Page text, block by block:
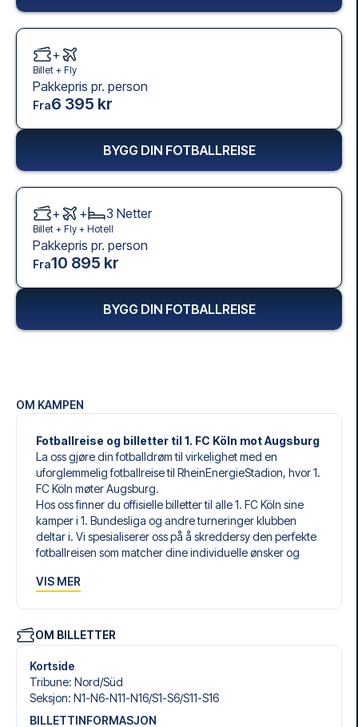
OM KAMPEN
Fotballreise og billetter til 1. FC Köln mot Augsburg
La oss gjøre din fotballdrøm til virkelighet med en
uforglemmelig fotballreise til RheinEnergieStadion, hvor 1.
FC Köln møter Augsburg.
Hos oss finner du offisielle billetter til alle 1. FC Köln sine
kamper i 1. Bundesliga og andre turneringer klubben
deltar i. Vi spesialiserer oss på å skreddersy den perfekte
fotballreisen som matcher dine individuelle ønsker og
Våre skreddersydde fotballreiser til 1. FC Köln er laget for
Velg blant et bredt utvalg av fotballbilletter, nøye utvalgte
hoteller for enhver smak og budsjett, samt fleksible fly som
passer deg best.
Når du velger billettype, kan du se hvilken seksjon du skal
sitte i, og hva billetten inkluderer – spesielt hvis det er en
VIS MER
OM BILLETTER
Kortside
Tribune: Nord/​Süd
Seksjon: N1-N6-N11-N16/​S1-S6/​S11-S16
BILLETTINFORMASJON
+
Billet + Fly
Pakkepris pr. person
Fra6 395 kr
BYGG DIN FOTBALLREISE
+ + 3 Netter
Billet + Fly + Hotell
Pakkepris pr. person
Fra10 895 kr
BYGG DIN FOTBALLREISE